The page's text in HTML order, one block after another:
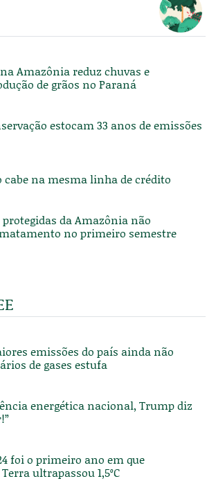
Amazônia reduz chuvas e
de grãos no Paraná
estocam 33 anos de emissões
cabe na mesma linha de crédito
protegidas da Amazônia não
no primeiro semestre
emissões do país ainda não
de gases estufa
energética nacional, Trump diz
foi o primeiro ano em que
ultrapassou 1,5ºC